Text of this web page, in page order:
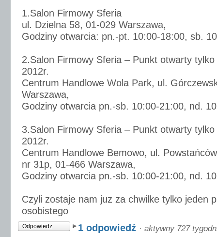
1.Salon Firmowy Sferia
ul. Dzielna 58, 01-029 Warszawa,
Godziny otwarcia: pn.-pt. 10:00-18:00, sb.
2.Salon Firmowy Sferia – Punkt otwarty
2012r.
Centrum Handlowe Wola Park, ul.
Warszawa,
Godziny otwarcia pn.-sb. 10:00-21:00, nd.
3.Salon Firmowy Sferia – Punkt otwarty
2012r.
Centrum Handlowe Bemowo, ul.
nr 31p, 01-466 Warszawa,
Godziny otwarcia pn.-sb. 10:00-21:00, nd.
Czyli zostaje nam juz za chwilke tylko jeden
osobistego
Odpowiedz 1 odpowiedź · aktywny 727